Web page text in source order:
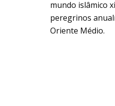
mundo islâmico
peregrinos
Oriente Médio.